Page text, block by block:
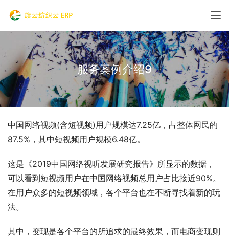
服务案例介绍9
中国网络视频(含短视频)用户规模达7.25亿，占整体网民的
87.5%，其中短视频用户规模6.48亿。
这是《2019中国网络视听发展研究报告》所显示的数据，
可以看到短视频用户在中国网络视频总用户占比接近90%。
在用户众多的短视频领域，各个平台也在不断寻找着新的玩
法。
其中，变现是各个平台的所追求的最终效果，而电商变现则